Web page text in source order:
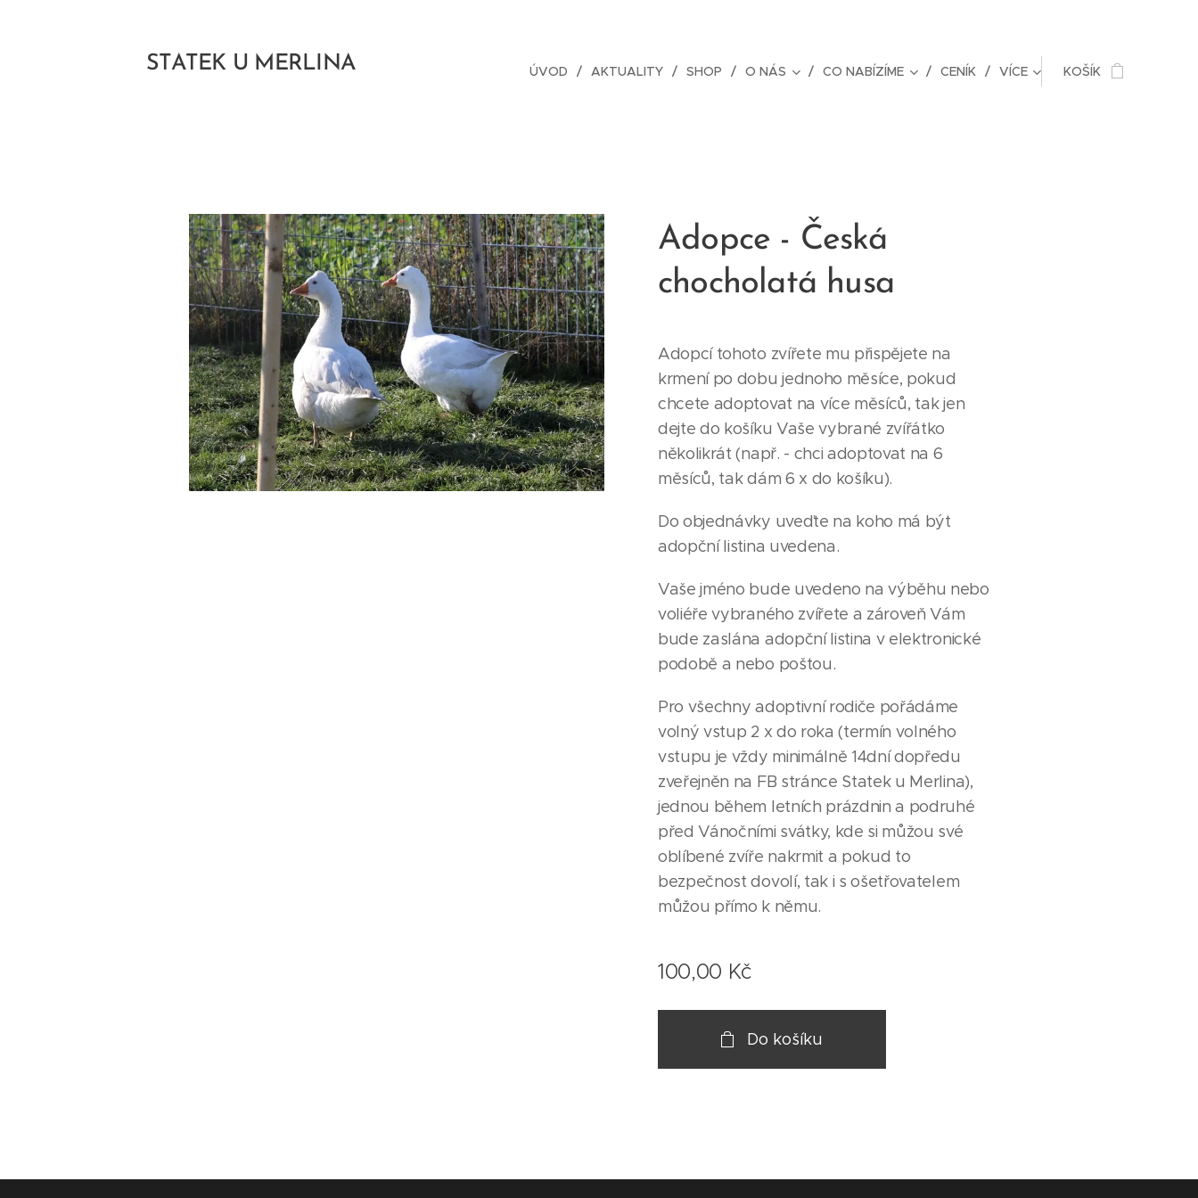
STATEK U MERLINA ÚVOD AKTUALITY SHOP O NÁS CO NABÍZÍME CENÍK VÍCE KOŠÍK
Adopce - Česká
chocholatá husa
Adopcí tohoto zvířete mu přispějete na
krmení po dobu jednoho měsíce, pokud
chcete adoptovat na více měsíců, tak jen
dejte do košíku Vaše vybrané zvířátko
několikrát (např. - chci adoptovat na 6
měsíců, tak dám 6 x do košíku).
Do objednávky uveďte na koho má být
adopční listina uvedena.
Vaše jméno bude uvedeno na výběhu nebo
voliéře vybraného zvířete a zároveň Vám
bude zaslána adopční listina v elektronické
podobě a nebo poštou.
Pro všechny adoptivní rodiče pořádáme
volný vstup 2 x do roka (termín volného
vstupu je vždy minimálně 14dní dopředu
zveřejněn na FB stránce Statek u Merlina),
jednou během letních prázdnin a podruhé
před Vánočními svátky, kde si můžou své
oblíbené zvíře nakrmit a pokud to
bezpečnost dovolí, tak i s ošetřovatelem
můžou přímo k němu.
100,00 Kč
Do košíku